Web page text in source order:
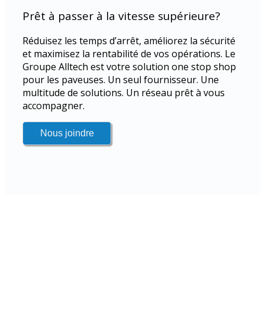
Prêt à passer à la vitesse supérieure?
Réduisez les temps d’arrêt, améliorez la sécurité
et maximisez la rentabilité de vos opérations. Le
Groupe Alltech est votre solution one stop shop
pour les paveuses. Un seul fournisseur. Une
multitude de solutions. Un réseau prêt à vous
accompagner.